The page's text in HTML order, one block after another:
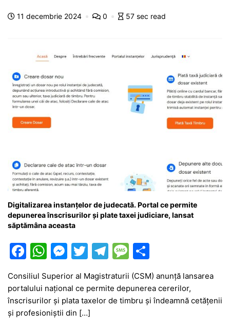
b A e
er
a
m
a
a
11 decembrie 2024 0 57 sec read
Digitalizarea instanțelor de judecată. Portal ce permite
depunerea înscrisurilor și plate taxei judiciare, lansat
săptămâna aceasta
F
a
c
e
b
W
at
s
A
M
s
s
e
T
w
itt
er
T
e
gr
M
e
s
s
ar
ta
je
Consiliul Superior al Magistraturii (CSM) anunță lansarea
portalului național ce permite depunerea cererilor,
înscrisurilor și plata taxelor de timbru și îndeamnă cetățenii
și profesioniștii din […]